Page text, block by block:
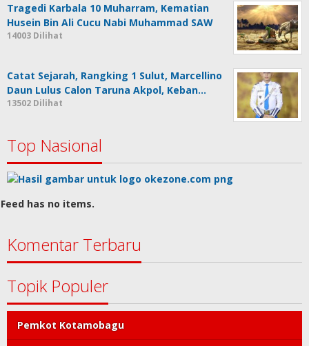
Tragedi Karbala 10 Muharram, Kematian
Husein Bin Ali Cucu Nabi Muhammad SAW
14003 Dilihat
Catat Sejarah, Rangking 1 Sulut, Marcellino
Daun Lulus Calon Taruna Akpol, Keban…
13502 Dilihat
Top Nasional
Feed has no items.
Komentar Terbaru
Topik Populer
Pemkot Kotamobagu